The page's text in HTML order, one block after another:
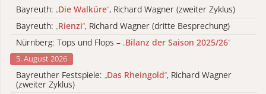
Bayreuth: „Die Walküre“, Richard Wagner (zweiter Zyklus)
Bayreuth: „Rienzi“, Richard Wagner (dritte Besprechung)
Nürnberg: Tops und Flops – „Bilanz der Saison 2025/26“
5. August 2026
Bayreuther Festspiele: „Das Rheingold“, Richard Wagner
(zweiter Zyklus)